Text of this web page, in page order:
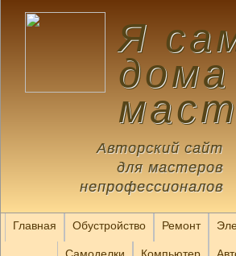
Я
дома
Авторский сайт
для мастеров
непрофессионалов
Главная Обустройство Ремонт